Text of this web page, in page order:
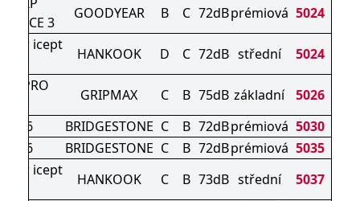
3
GOODYEAR B C 72dBprémiová 5024
icept
HANKOOK D C 72dB střední
5024
PRO
GRIPMAX C B 75dB základní
5026
6
BRIDGESTONE C B 72dBprémiová 5030
6
BRIDGESTONE C B 72dBprémiová 5035
icept
HANKOOK C B 73dB střední
5037